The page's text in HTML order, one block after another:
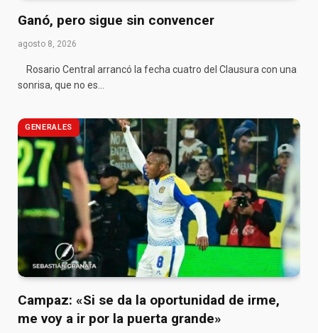
Ganó, pero sigue sin convencer
agosto 8, 2026
Rosario Central arrancó la fecha cuatro del Clausura con una
sonrisa, que no es…
GENERALES
Campaz: «Si se da la oportunidad de irme,
me voy a ir por la puerta grande»